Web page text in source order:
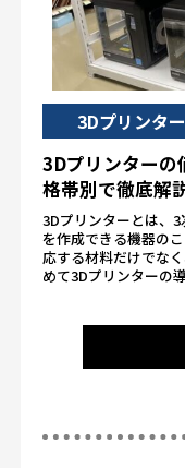
3Dプリンター
3Dプリンターの
格帯別で徹底解
3Dプリンターとは、
を作成できる機器の
応する材料だけでな
めて3Dプリンターの